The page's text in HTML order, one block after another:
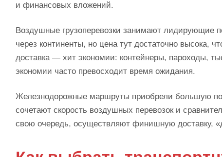
и финансовых вложений.
Воздушные грузоперевозки занимают лидирующие
через континенты, но цена тут достаточно высока,
доставка — хит экономии: контейнеры, пароходы,
экономии часто превосходит время ожидания.
Железнодорожные маршруты приобрели большую
сочетают скорость воздушных перевозок и
свою очередь, осуществляют финишную доставку,